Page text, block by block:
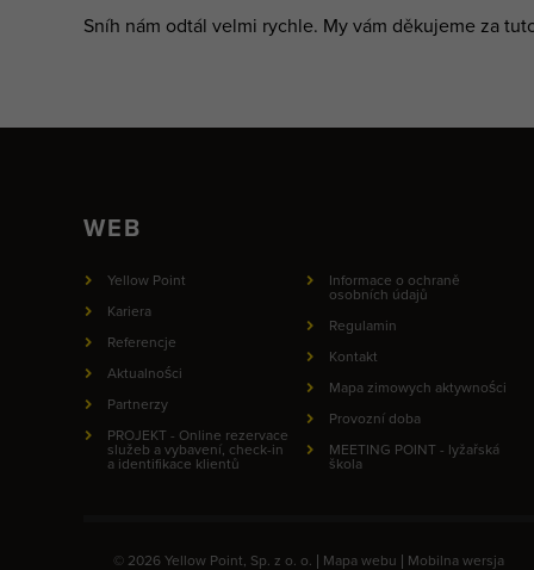
Sníh nám odtál velmi rychle. My vám děkujeme za
WEB
Yellow Point
Kariera
Referencje
Aktualności
Partnerzy
PROJEKT - Online rezervace
služeb a vybavení, check-in
a identifikace klientů
Informace o ochraně
osobních údajů
Regulamin
Kontakt
Mapa zimowych aktywności
Provozní doba
MEETING POINT - lyžařská
škola
© 2026 Yellow Point, Sp. z o. o. | Mapa webu Mobilna wersja